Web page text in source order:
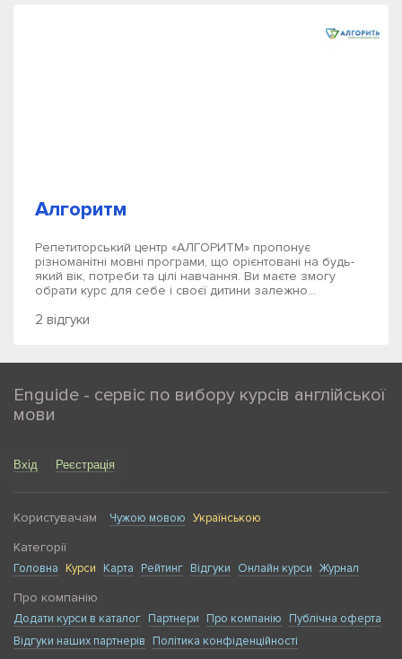
Алгоритм
Репетиторський центр «АЛГОРИТМ» пропонує
різноманітні мовні програми, що орієнтовані на будь-
який вік, потреби та цілі навчання. Ви маєте змогу
обрати курс для себе і своєї дитини залежно...
2 відгуки
Enguide - сервіс по вибору курсів англійської
мови
Вхід Реєстрація
Користувачам Чужою мовою Українською
Категорії
Головна Курси Карта Рейтинг Відгуки Онлайн курси Журнал
Про компанію
Додати курси в каталог Партнери Про компанію
Публічна оферта
Відгуки наших партнерів
Політика конфіденційності